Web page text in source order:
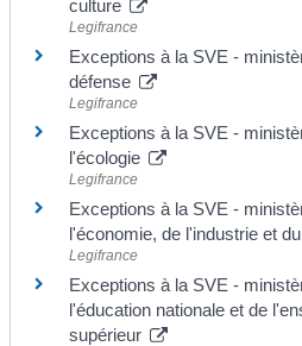
culture
Legifrance
Exceptions à la SVE -
défense
Legifrance
Exceptions à la SVE -
l'écologie
Legifrance
Exceptions à la SVE -
l'économie, de l'industrie et
Legifrance
Exceptions à la SVE -
l'éducation nationale et de
supérieur